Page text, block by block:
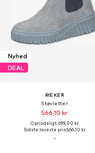
Nyhed
DEAL
RIEKER
Støvletter
566,10 kr
Oprindeligt: 699,00 kr
Sidste laveste pris:566,10 kr